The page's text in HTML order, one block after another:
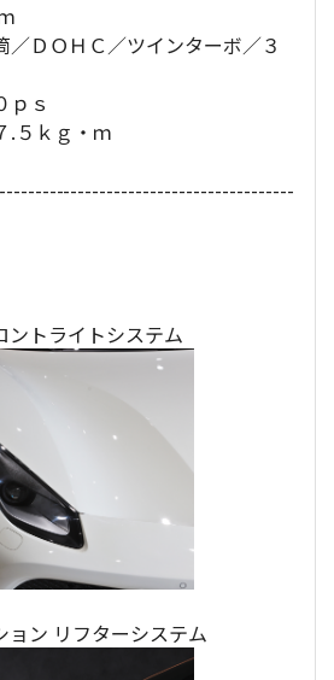
ＤＯＨＣ／ツインターボ／３
ｐｓ
.５ｋｇ・ｍ
トライトシステム
ン リフターシステム